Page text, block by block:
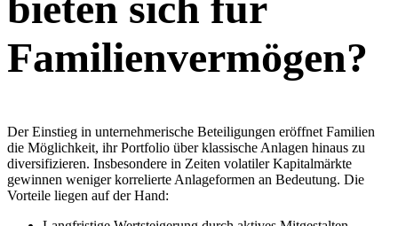
Familienvermögen?
Der Einstieg in unternehmerische Beteiligungen eröffnet Familien
die Möglichkeit, ihr Portfolio über klassische Anlagen hinaus zu
diversifizieren. Insbesondere in Zeiten volatiler Kapitalmärkte
gewinnen weniger korrelierte Anlageformen an Bedeutung. Die
Vorteile liegen auf der Hand: